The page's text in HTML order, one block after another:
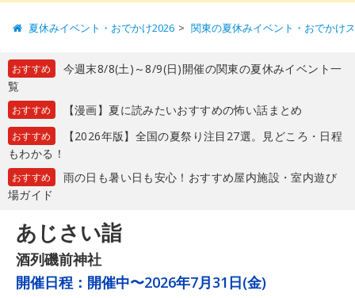
夏休みイベント・おでかけ2026 関東の夏休みイベント・おでかけ
おすすめ
今週末8/8(土)～8/9(日)開催の関東の夏休みイベント一
覧
おすすめ 【漫画】夏に読みたいおすすめの怖い話まとめ
おすすめ
【2026年版】全国の夏祭り注目27選。見どころ・日程
もわかる！
おすすめ
雨の日も暑い日も安心！おすすめ屋内施設・室内遊び
場ガイド
あじさい詣
酒列磯前神社
開催日程： 開催中〜2026年7月31日(金)